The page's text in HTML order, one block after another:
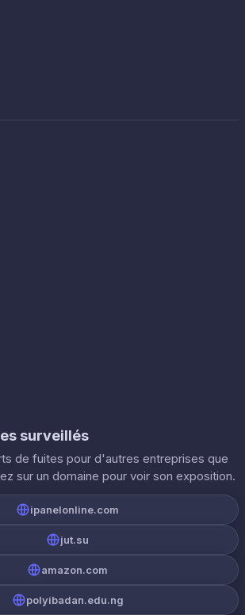
surveillés
de fuites pour d'autres entreprises que
sur un domaine pour voir son exposition.
ipanelonline.com
jut.su
amazon.com
polyibadan.edu.ng